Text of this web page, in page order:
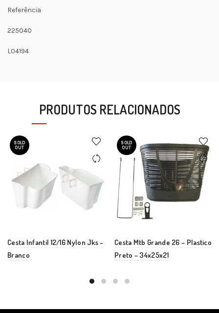
Referência
225040
L04194
PRODUTOS RELACIONADOS
SOLD
OUT
Cesta Infantil 12/16 Nylon Jks –
Branco
SOLD
OUT
Cesta Mtb Grande 26 – Plastico
Preto – 34x25x21